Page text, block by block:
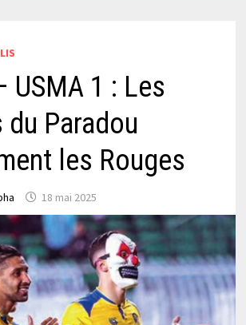
USMA 1 : Les
Paradou
les Rouges
18 mai 2025